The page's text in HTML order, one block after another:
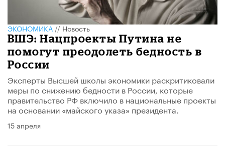
ЭКОНОМИКА//Новость
ВШЭ: Нацпроекты Путина не
помогут преодолеть бедность в
России
Эксперты Высшей школы экономики раскритиковали
меры по снижению бедности в России, которые
правительство РФ включило в национальные проекты
на основании «майского указа» президента.
15 апреля